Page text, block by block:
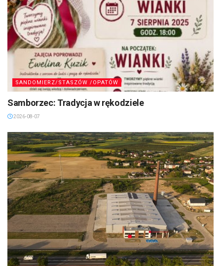
SANDOMIERZ/STASZÓW /OPATÓW
Samborzec: Tradycja w rękodziele
2026-08-07